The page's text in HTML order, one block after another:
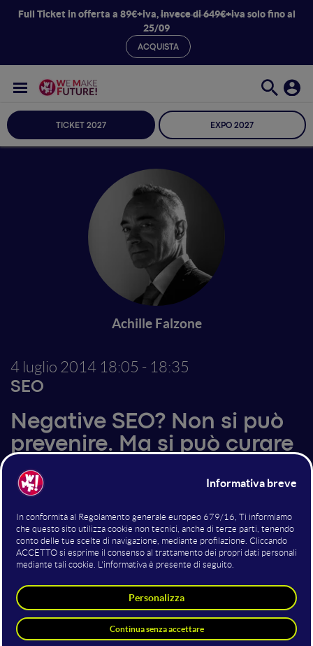
Full Ticket in offerta a 89€+iva,invece di 649€+ivasolo fino al
25/09
ACQUISTA
TICKET 2027 EXPO 2027
Achille Falzone
4 luglio 2014 18:05 - 18:35
SEO
Negative SEO? Non si può
prevenire. Ma si può curare
Strumenti e metodologie per individuare e risolvere
Negative SEO. Un caso di studio di un attacco
perpetrato ai danni di un sito e della sua risoluzione
attraverso un’attenta analisi della link building volta a
individuare i link dei siti penalizzanti. Il caso di studio
comprende anche la metodologia per fare reverse
engineering volta ad individuare i cluster nelle ancore
e nei testi utilizzati per attaccare il sito. Nelle
considerazioni finali si tracciano le linee guida per
individuare sia l’operatore manuale dell’attacco che il